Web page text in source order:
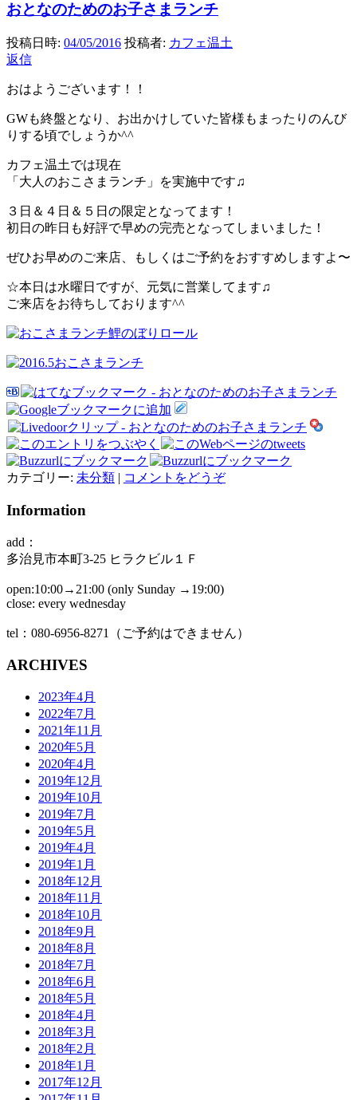
おとなのためのお子さまランチ
投稿日時: 04/05/2016 投稿者: カフェ温土
返信
おはようございます！！
GWも終盤となり、お出かけしていた皆様もまったりのんび
りする頃でしょうか^^
カフェ温土では現在
「大人のおこさまランチ」を実施中です♫
３日＆４日＆５日の限定となってます！
初日の昨日も好評で早めの完売となってしまいました！
ぜひお早めのご来店、もしくはご予約をおすすめしますよ〜
☆本日は水曜日ですが、元気に営業してます♫
ご来店をお待ちしております^^
カテゴリー: 未分類 | コメントをどうぞ
Information
add：
多治見市本町3-25 ヒラクビル１Ｆ
open:10:00→21:00 (only Sunday →19:00)
close: every wednesday
tel：080-6956-8271（ご予約はできません）
ARCHIVES
2023年4月
2022年7月
2021年11月
2020年5月
2020年4月
2019年12月
2019年10月
2019年7月
2019年5月
2019年4月
2019年1月
2018年12月
2018年11月
2018年10月
2018年9月
2018年8月
2018年7月
2018年6月
2018年5月
2018年4月
2018年3月
2018年2月
2018年1月
2017年12月